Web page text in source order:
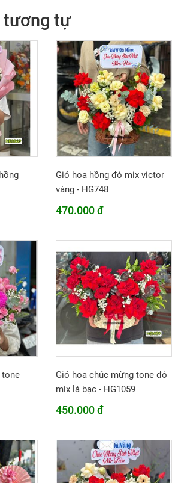
tương tự
Giỏ hoa hồng đỏ mix victor
vàng - HG748
470.000 đ
tone
Giỏ hoa chúc mừng tone đỏ
mix lá bạc - HG1059
450.000 đ